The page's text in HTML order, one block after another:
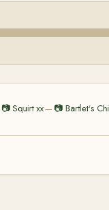
📷Squirt xx— 📷Bartlet's